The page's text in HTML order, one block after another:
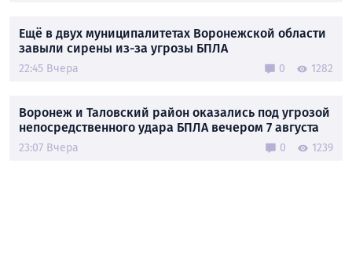
Ещё в двух муниципалитетах Воронежской области
завыли сирены из-за угрозы БПЛА
22:45 Вчера 0 1282
Воронеж и Таловский район оказались под угрозой
непосредственного удара БПЛА вечером 7 августа
23:07 Вчера 0 1239